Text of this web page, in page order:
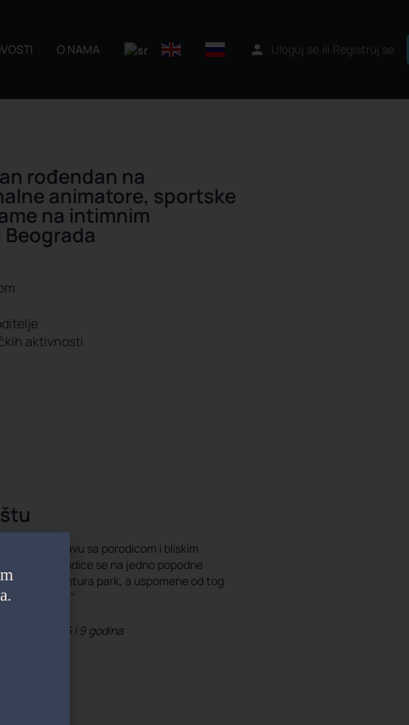
O NAMA Uloguj se ili Registruj se
rođendan na
animatore, sportske
na intimnim
aktivnosti
proslavu sa porodicom i bliskim
vikendice se na jedno popodne
mali avantura park, a uspomene od tog
dvoje dece, 5 i 9 godina